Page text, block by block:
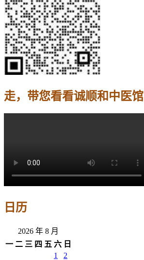
走，带您看看诚顺和中医馆
日历
2026 年 8 月
一 二 三 四 五 六 日
1
2